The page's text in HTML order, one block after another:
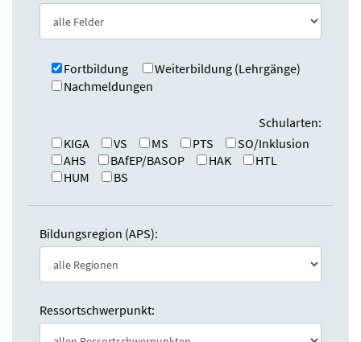
Fortbildung
Weiterbildung (Lehrgänge)
Nachmeldungen
Schularten:
KIGA
VS MS PTS
SO/Inklusion
AHS
BAfEP/BASOP HAK
HTL
HUM
BS
Bildungsregion (APS):
Ressortschwerpunkt: